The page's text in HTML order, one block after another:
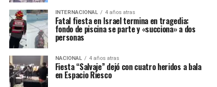
INTERNACIONAL 4 años atras
Fatal fiesta en Israel termina en tragedia:
fondo de piscina se parte y «succiona» a dos
personas
NACIONAL 4 años atras
Fiesta “Salvaje” dejó con cuatro heridos a bala
en Espacio Riesco